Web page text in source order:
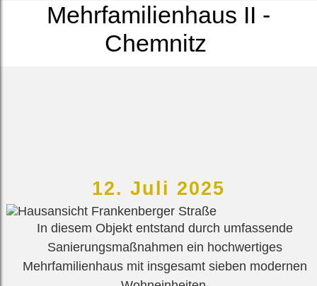
Mehrfamilienhaus II -
Chemnitz
12. Juli 2025
In diesem Objekt entstand durch umfassende
Sanierungsmaßnahmen ein hochwertiges
Mehrfamilienhaus mit insgesamt sieben modernen